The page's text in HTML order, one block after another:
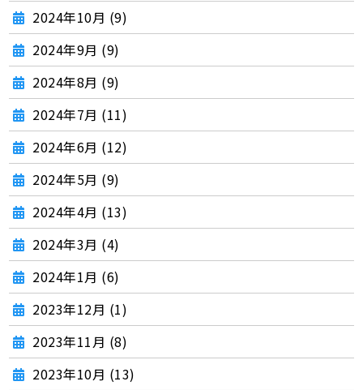
2024年10月 (9)
2024年9月 (9)
2024年8月 (9)
2024年7月 (11)
2024年6月 (12)
2024年5月 (9)
2024年4月 (13)
2024年3月 (4)
2024年1月 (6)
2023年12月 (1)
2023年11月 (8)
2023年10月 (13)